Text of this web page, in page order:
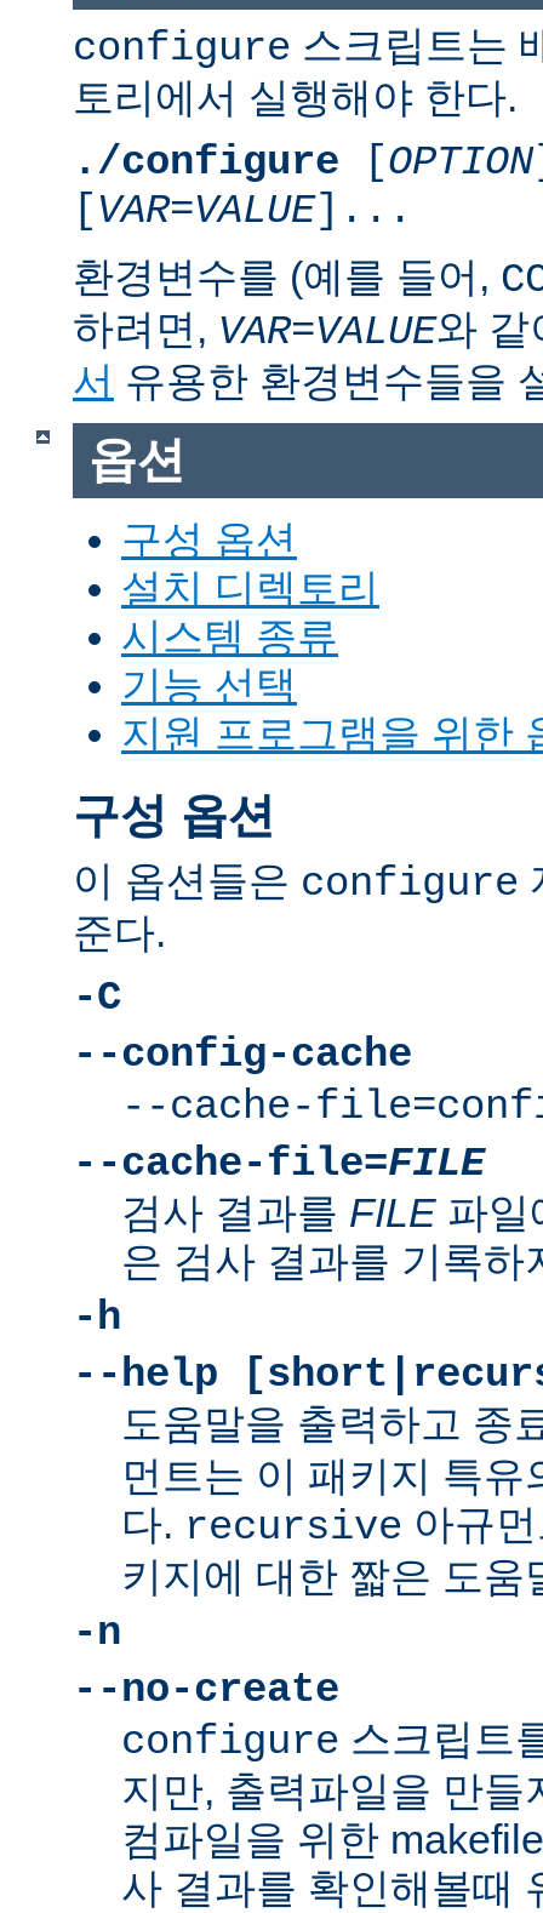
configure 스크립트는
토리에서 실행해야 한다.
./configure [OPTION
[VAR=VALUE]...
환경변수를 (예를 들어,
하려면, VAR=VALUE와
서 유용한 환경변수들을
옵션
구성 옵션
설치 디렉토리
시스템 종류
기능 선택
지원 프로그램을 위한
구성 옵션
이 옵션들은 configure
준다.
-C
--config-cache
--cache-
--cache-file=FILE
검사 결과를 FILE 파일
은 검사 결과를 기록하
-h
--help
도움말을 출력하고 종
먼트는 이 패키지 특
다. recursive 아규
키지에 대한 짧은 도움
-n
--no-create
configure 스크립트
지만, 출력파일을 만들
컴파일을 위한
사 결과를 확인해볼때